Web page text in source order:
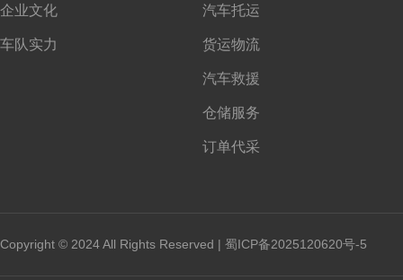
企业文化
车队实力
汽车托运
货运物流
汽车救援
仓储服务
订单代采
Copyright © 2024 All Rights Reserved | 蜀ICP备2025120620号-5